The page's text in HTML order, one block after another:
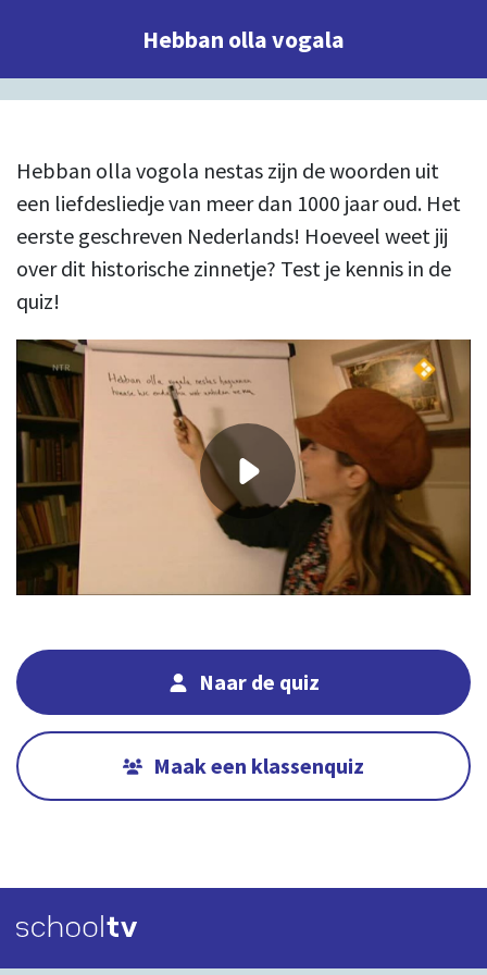
Hebban olla vogala
Hebban olla vogola nestas zijn de woorden uit
een liefdesliedje van meer dan 1000 jaar oud. Het
eerste geschreven Nederlands! Hoeveel weet jij
over dit historische zinnetje? Test je kennis in de
quiz!
00:00 14:38
Naar de quiz
Maak een klassenquiz